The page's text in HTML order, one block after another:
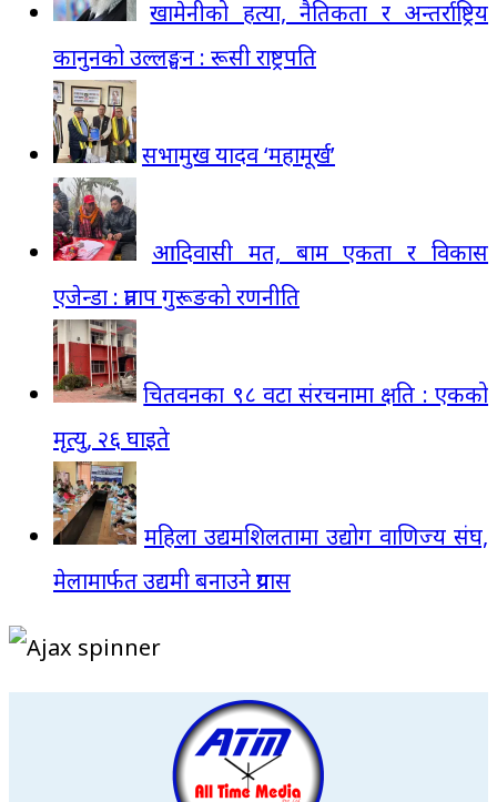
खामेनीको हत्या, नैतिकता र अन्तर्राष्ट्रिय
कानुनको उल्लङ्घन : रूसी राष्ट्रपति
सभामुख यादव ‘महामूर्ख’
आदिवासी मत, बाम एकता र विकास
एजेन्डा : प्रताप गुरूङको रणनीति
चितवनका ९८ वटा संरचनामा क्षति : एकको
मृत्यु, २६ घाइते
महिला उद्यमशिलतामा उद्योग वाणिज्य संघ,
मेलामार्फत उद्यमी बनाउने प्रयास